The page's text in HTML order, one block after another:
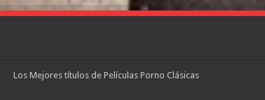
Los Mejores títulos de Películas Porno Clásicas